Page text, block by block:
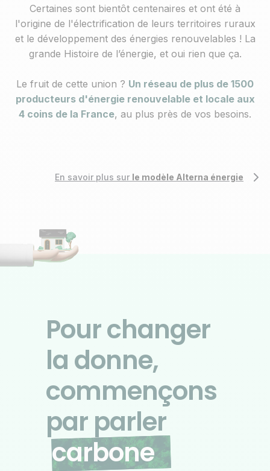
Certaines sont bientôt centenaires et ont été à
l'origine de l'électrification de leurs territoires ruraux
et le développement des énergies renouvelables ! La
grande Histoire de l’énergie, et oui rien que ça.
Le fruit de cette union ? Un réseau de plus de 1500
producteurs d'énergie renouvelable et locale aux
4 coins de la France, au plus près de vos besoins.
En savoir plus sur le modèle Alterna énergie
Pour changer
la donne,
commençons
par parler
carbone